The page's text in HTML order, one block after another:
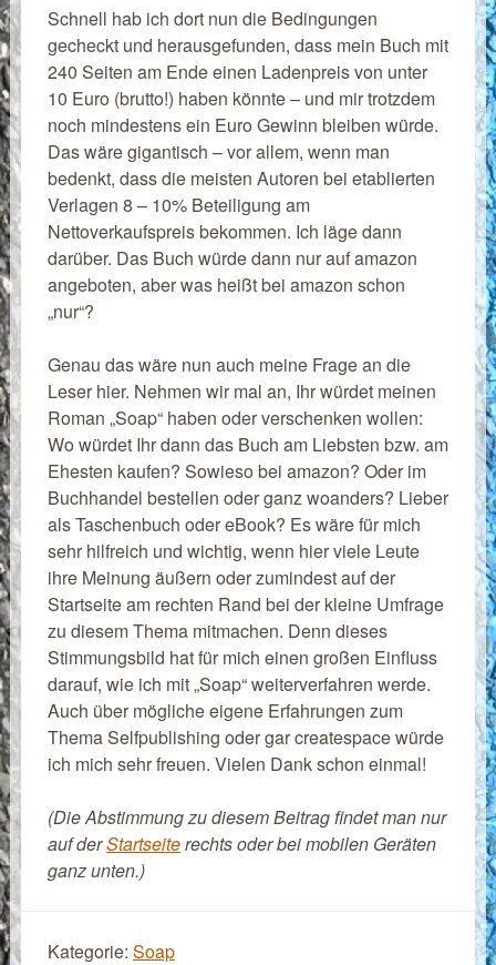
Schnell hab ich dort nun die Bedingungen
gecheckt und herausgefunden, dass mein Buch mit
240 Seiten am Ende einen Ladenpreis von unter
10 Euro (brutto!) haben könnte – und mir trotzdem
noch mindestens ein Euro Gewinn bleiben würde.
Das wäre gigantisch – vor allem, wenn man
bedenkt, dass die meisten Autoren bei etablierten
Verlagen 8 – 10% Beteiligung am
Nettoverkaufspreis bekommen. Ich läge dann
darüber. Das Buch würde dann nur auf amazon
angeboten, aber was heißt bei amazon schon
„nur“?
Genau das wäre nun auch meine Frage an die
Leser hier. Nehmen wir mal an, Ihr würdet meinen
Roman „Soap“ haben oder verschenken wollen:
Wo würdet Ihr dann das Buch am Liebsten bzw. am
Ehesten kaufen? Sowieso bei amazon? Oder im
Buchhandel bestellen oder ganz woanders? Lieber
als Taschenbuch oder eBook? Es wäre für mich
sehr hilfreich und wichtig, wenn hier viele Leute
ihre Meinung äußern oder zumindest auf der
Startseite am rechten Rand bei der kleine Umfrage
zu diesem Thema mitmachen. Denn dieses
Stimmungsbild hat für mich einen großen Einfluss
darauf, wie ich mit „Soap“ weiterverfahren werde.
Auch über mögliche eigene Erfahrungen zum
Thema Selfpublishing oder gar createspace würde
ich mich sehr freuen. Vielen Dank schon einmal!
(Die Abstimmung zu diesem Beitrag findet man nur
auf derStartseiterechts oder bei mobilen Geräten
ganz unten.)
Kategorie: Soap